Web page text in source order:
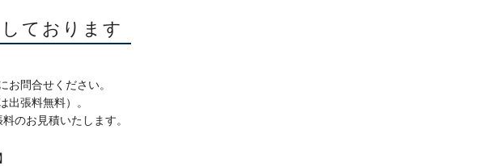
ております
お問合せください。
出張料無料）。
のお見積いたします。